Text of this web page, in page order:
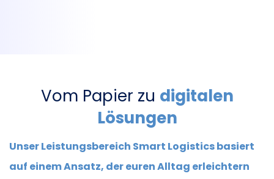
Vom Papier zu digitalen
Lösungen
Unser Leistungsbereich Smart Logistics basiert
auf einem Ansatz, der euren Alltag erleichtern